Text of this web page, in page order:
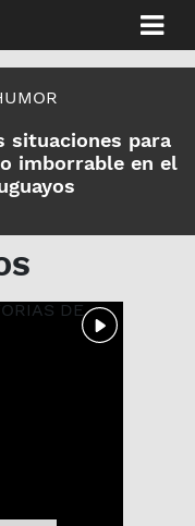
situaciones para
imborrable en el